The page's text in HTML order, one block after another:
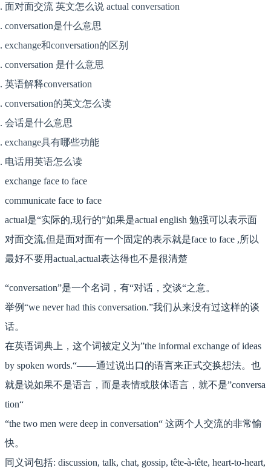
面对面交流 英文怎么说 actual conversation
conversation是什么意思
exchange和conversation的区别
conversation 是什么意思
英语解释conversation
conversation的英文怎么读
会话是什么意思
exchange具有哪些功能
电话用英语怎么读
exchange face to face
communicate face to face
actual是“实际的,现行的”如果是actual english 勉强可以表示面
对面交流,但是面对面有一个固定的表示就是face to face ,所以
最好不要用actual,actual表达得也不是很清楚
“conversation”是一个名词，有“对话，交谈“之意。
举例“we never had this conversation.”我们从来没有过这样的谈
话。
在英语词典上，这个词被定义为”the informal exchange of ideas
by spoken words.“——通过说出口的语言来正式交换想法。也
就是说如果不是语言，而是表情或肢体语言，就不是”conversa
tion“
“the two men were deep in conversation“ 这两个人交流的非常愉
快。
同义词包括: discussion, talk, chat, gossip, tête-à-tête, heart-to-heart,